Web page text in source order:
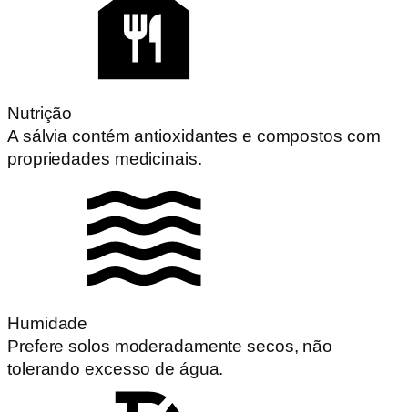
Nutrição
A sálvia contém antioxidantes e compostos com
propriedades medicinais.
Humidade
Prefere solos moderadamente secos, não
tolerando excesso de água.